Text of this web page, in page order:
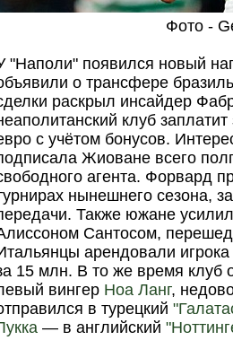
Фото -
"Наполи" появился новый
о трансфере
раскрыл инсайдер
клуб
с учётом бонусов.
Жиоване всего
агента. Форвард
нынешнего сезона,
Также южане
Сантосом,
арендовали
15 млн. В то же время клуб
вингер Ноа Ланг,
в турецкий
— в английский